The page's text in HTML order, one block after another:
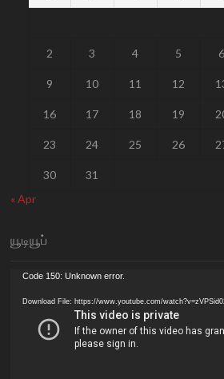
2 3 4 5 6
9 10 11 12
16 17 18 19
23 24 25 26
30
31
« Apr
யூடியூப்
Video
Code 150: Unknown error.
Download File: https://www.youtube.com/